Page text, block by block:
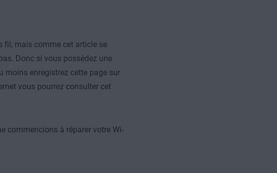
fil, mais comme cet article se
Donc si vous possédez une
moins enregistrez cette page sur
vous pourrez consulter cet
commencions à réparer votre Wi-